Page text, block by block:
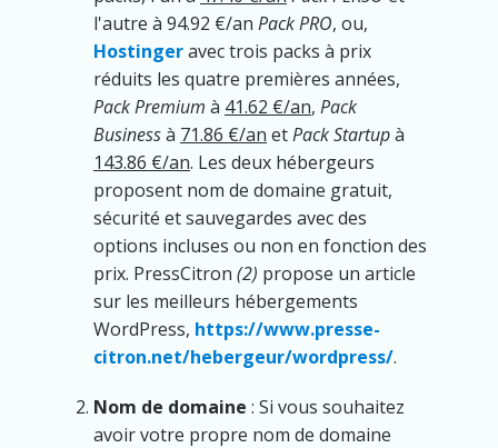
l'autre à 94.92 €/an Pack PRO, ou,
Hostingeravec trois packs à prix
réduits les quatre premières années,
Pack Premium à 41.62 €/an, Pack
Businessà 71.86 €/an etPack Startupà
143.86 €/an. Les deux hébergeurs
proposent nom de domaine gratuit,
sécurité et sauvegardes avec des
options incluses ou non en fonction des
prix. PressCitron (2) propose un article
sur les meilleurs hébergements
WordPress, https://www.presse-
citron.net/hebergeur/wordpress/.
Nom de domaine : Si vous souhaitez
avoir votre propre nom de domaine